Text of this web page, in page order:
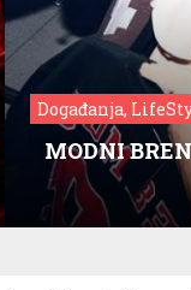
Događanja,
MODNI